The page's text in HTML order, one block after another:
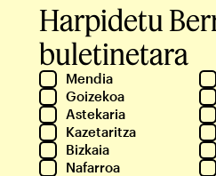
Harpidetu
buletinetara
Mendia
Goizekoa
Astekaria
Kazetaritza
Bizkaia
Nafarroa